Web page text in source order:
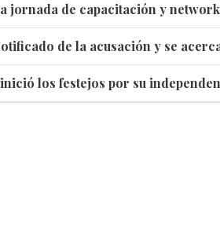
jornada de capacitación y
de la acusación y se
los festejos por su